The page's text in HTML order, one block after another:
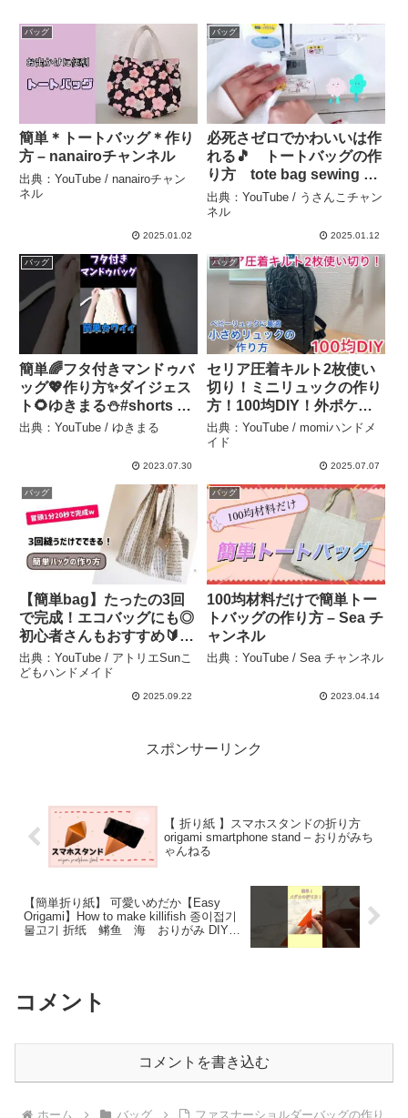
バッグ
簡単＊トートバッグ＊作り
方 – nanairoチャンネル
出典：YouTube / nanairoチャン
ネル
2025.01.02
バッグ
必死さゼロでかわいいは作
れる🎵 トートバッグの作
り方 tote bag sewing 肩
かけギリギリOK 【初心者
さん必見🔰少ないレシピで
楽しもう】 大人かわいい
– うさんこチャンネル
出典：YouTube / うさんこチャン
ネル
2025.01.12
バッグ
簡単🌈フタ付きマンドゥバ
ッグ💖作り方✨ダイジェス
ト🌻ゆきまる⛄#shorts –
ゆきまる
出典：YouTube / ゆきまる
2023.07.30
バッグ
セリア圧着キルト2枚使い
切り！ミニリュックの作り
方！100均DIY！外ポケッ
トあり！裏地無し！かわい
くできました♪プレゼント
にもできそう◎ – momiハ
出典：YouTube / momiハンドメ
イド
2025.07.07
バッグ
【簡単bag】たったの3回
で完成！エコバッグにも◎
初心者さんもおすすめ🔰バ
ッグ作り – アトリエSunこ
どもハンドメイド
出典：YouTube / アトリエSunこ
どもハンドメイド
2025.09.22
バッグ
100均材料だけで簡単トー
トバッグの作り方 – Sea チ
ャンネル
出典：YouTube / Sea チャンネル
2023.04.14
スポンサーリンク
【 折り紙 】スマホスタンドの折り方
origami smartphone stand – おりがみち
ゃんねる
【簡単折り紙】 可愛いめだか【Easy
Origami】How to make killifish 종이접기
물고기 折纸 鳉鱼 海 おりがみ DIY
コメント
コメントを書き込む
ホーム バッグ ファスナーショルダーバッグの作り